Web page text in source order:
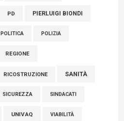
PD PIERLUIGI BIONDI
POLITICA POLIZIA
REGIONE
RICOSTRUZIONE SANITÀ
SICUREZZA SINDACATI
UNIVAQ VIABILITÀ